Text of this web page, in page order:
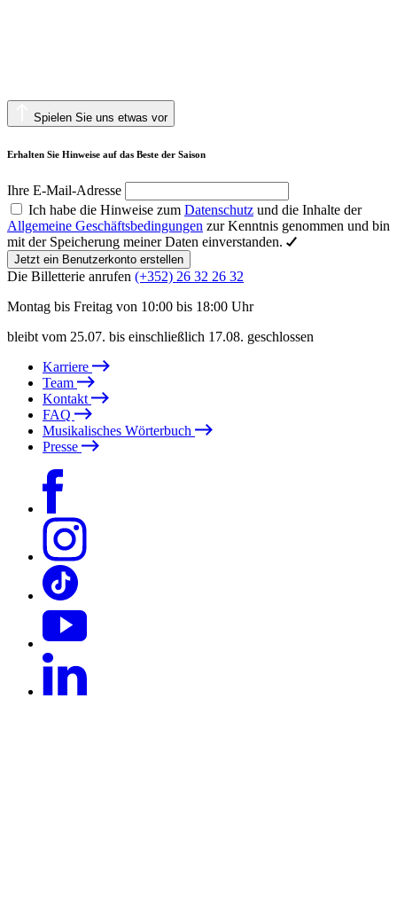
Spielen Sie uns etwas vor
Erhalten Sie Hinweise auf das Beste der Saison
Ihre E-Mail-Adresse
Ich habe die Hinweise zum Datenschutz und die Inhalte der
Allgemeine Geschäftsbedingungen zur Kenntnis genommen und bin
mit der Speicherung meiner Daten einverstanden.
Jetzt ein Benutzerkonto erstellen
Die Billetterie anrufen (+352) 26 32 26 32
Montag bis Freitag von 10:00 bis 18:00 Uhr
bleibt vom 25.07. bis einschließlich 17.08. geschlossen
Karriere
Team
Kontakt
FAQ
Musikalisches Wörterbuch
Presse